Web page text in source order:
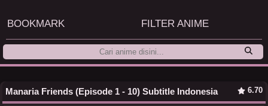
BOOKMARK FILTER ANIME
Manaria Friends (Episode 1 - 10) Subtitle Indonesia 6.70